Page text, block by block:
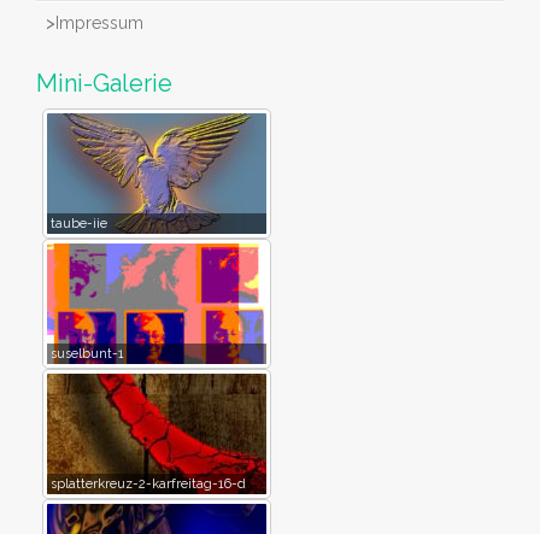
> Impressum
Mini-Galerie
taube-iie
suselbunt-1
splatterkreuz-2-karfreitag-16-d